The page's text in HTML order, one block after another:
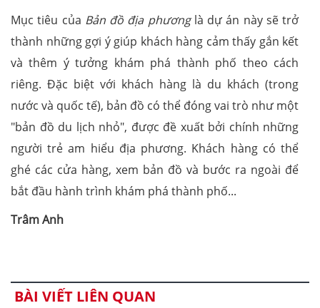
Mục tiêu của Bản đồ địa phươnglà dự án này sẽ trở
thành những gợi ý giúp khách hàng cảm thấy gắn kết
và thêm ý tưởng khám phá thành phố theo cách
riêng. Đặc biệt với khách hàng là du khách (trong
nước và quốc tế), bản đồ có thể đóng vai trò như một
"bản đồ du lịch nhỏ", được đề xuất bởi chính những
người trẻ am hiểu địa phương. Khách hàng có thể
ghé các cửa hàng, xem bản đồ và bước ra ngoài để
bắt đầu hành trình khám phá thành phố...
Trâm Anh
BÀI VIẾT LIÊN QUAN